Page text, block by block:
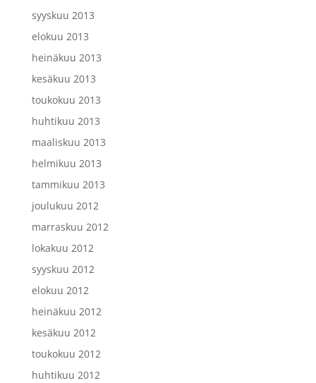
syyskuu 2013
elokuu 2013
heinäkuu 2013
kesäkuu 2013
toukokuu 2013
huhtikuu 2013
maaliskuu 2013
helmikuu 2013
tammikuu 2013
joulukuu 2012
marraskuu 2012
lokakuu 2012
syyskuu 2012
elokuu 2012
heinäkuu 2012
kesäkuu 2012
toukokuu 2012
huhtikuu 2012